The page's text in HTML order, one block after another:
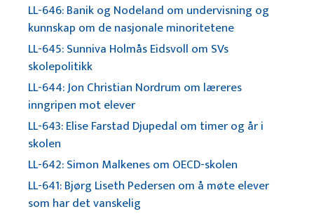
LL-646: Banik og Nodeland om undervisning og
kunnskap om de nasjonale minoritetene
LL-645: Sunniva Holmås Eidsvoll om SVs
skolepolitikk
LL-644: Jon Christian Nordrum om læreres
inngripen mot elever
LL-643: Elise Farstad Djupedal om timer og år i
skolen
LL-642: Simon Malkenes om OECD-skolen
LL-641: Bjørg Liseth Pedersen om å møte elever
som har det vanskelig